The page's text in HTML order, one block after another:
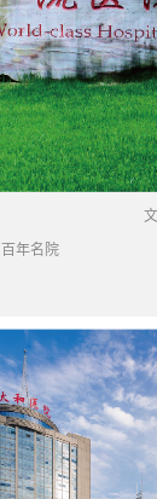
"人文”
同济医院
百年名院